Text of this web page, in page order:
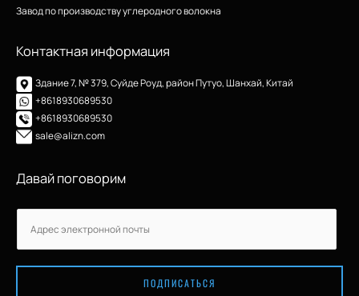
Завод по производству углеродного волокна
Контактная информация
Здание 7, № 379, Суйде Роуд, район Путуо, Шанхай, Китай
+8618930689530
+8618930689530
sale@alizn.com
Давай поговорим
Э
е
к
ПОДПИСАТЬСЯ